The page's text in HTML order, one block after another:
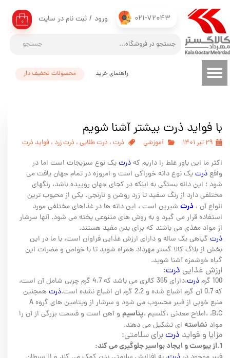
021-72043
جستجو
۰ ورود / ثبت نام در سایت
حساب کاربری من
تغییر گذر واژه
سفارشات
محصولات تحفیف دار راهنمای خرید
با فواید ذرت بیشتر آشنا شویم
۲۹ تیر ۱۴۰۱ آموزشی ذرت ، ذرت طلایی ، ذرت زرد ، فواید ذرت
اکثر ما این باور غلط را داریم کهذرتیک نوع سبزیجات است اما در
واقعذرتیک نوع دانه خوراکی است و امروزه در تمام جهان یافت می
شود ؛ این دانه بستگی به اینکه در کجای جهان روییده باشد، رنگهای
مختلفی دارد از رنگ سفید تا زرد روشن و نارنجی. یکی از محبوب ترین
انواع آن ، ذرت شیرین است ، این دانه ها در غذاهای مختلفی مورد
استفاده قرار می گیرد و به روش های متنوعی پخته می شود. آنها سرشار
از مواد مغذی می باشند که برای بدن مفید هستند.
ذرت گیاهی یک ساله و دارای ارزش غذایی فراوان است، با ما در این
بخش از بلاگ کالا گستر مهرداد همراه شوید تا با خواص و مضرات این
گیاه خوشمزه آشنا شوید.
ارزش غذایی ذرت:
100 گرم ذرت
،دارای 365 کالری می باشد که 4.7 گرم چربی شامل آن است،
که 0.7 آن گرم اشباع شده و 2.2 گرم آن اشباع نشده است.
ذرت همچنین
منبع خوبی از فیبر محسوب می شود و سرشار از ویتامین های گروه A
،B،C ،املاح معدنی ،کلسیم ،
پتاسیم و آهن است و قسمت بزرگی از آن را
مواد نشاسته ای تشکیل می دهند.
مزایا و فواید ذرتبرای سلامتی:
1.از یبوستو ایجادبواسیرجلوگیری می کند: